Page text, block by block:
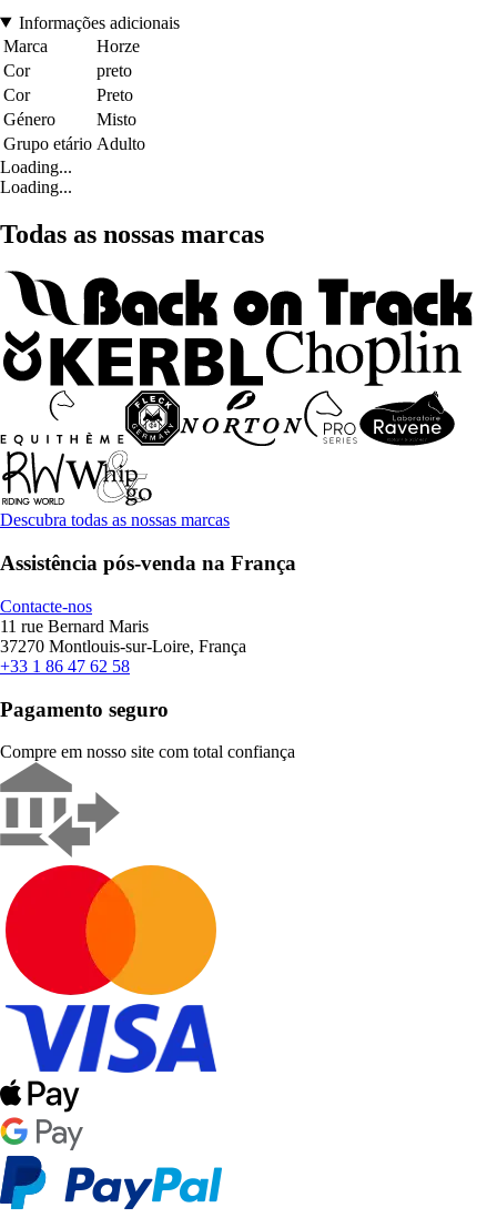
Informações adicionais
Marca
Horze
Cor
preto
Cor
Preto
Género
Misto
Grupo etário Adulto
Loading...
Loading...
Todas as nossas marcas
Descubra todas as nossas marcas
Assistência pós-venda na França
Contacte-nos
11 rue Bernard Maris
37270 Montlouis-sur-Loire, França
+33 1 86 47 62 58
Pagamento seguro
Compre em nosso site com total confiança